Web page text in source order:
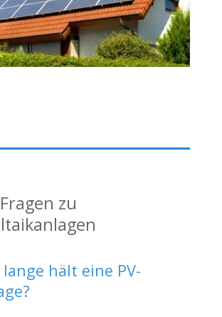
zu
lange hält eine PV-